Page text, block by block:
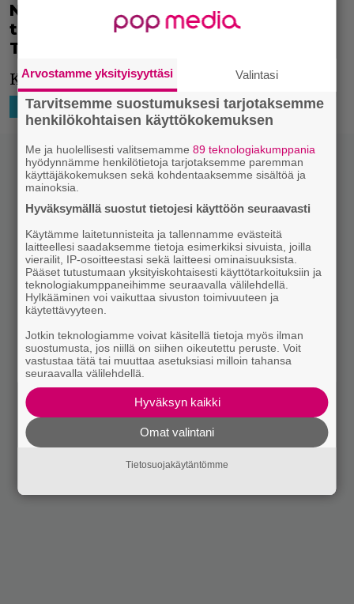
Netflixin odotettu kauhutrilogia sai
trailerin – tältä näyttää Fear Street
Trilogy
Kauhua, aiona vain lisää kauhua!
HOLLYWOOD SUORATOISTO 10.6.2021 17:02 Niko Ikonen
Arvostamme yksityisyyttäsi Valintasi
Tarvitsemme suostumuksesi tarjotaksemme
henkilökohtaisen käyttökokemuksen
Me ja huolellisesti valitsemamme89 teknologiakumppania
hyödynnämme henkilötietoja tarjotaksemme paremman
käyttäjäkokemuksen sekä kohdentaaksemme sisältöä ja
mainoksia.
Hyväksymällä suostut tietojesi käyttöön seuraavasti
Käytämme laitetunnisteita ja tallennamme evästeitä
laitteellesi saadaksemme tietoja esimerkiksi sivuista, joilla
vierailit, IP-osoitteestasi sekä laitteesi ominaisuuksista.
Pääset tutustumaan yksityiskohtaisesti käyttötarkoituksiin ja
teknologiakumppaneihimme seuraavalla välilehdellä.
Hylkääminen voi vaikuttaa sivuston toimivuuteen ja
käytettävyyteen.
Jotkin teknologiamme voivat käsitellä tietoja myös ilman
suostumusta, jos niillä on siihen oikeutettu peruste. Voit
vastustaa tätä tai muuttaa asetuksiasi milloin tahansa
seuraavalla välilehdellä.
Hyväksyn kaikki
Omat valintani
Tietosuojakäytäntömme